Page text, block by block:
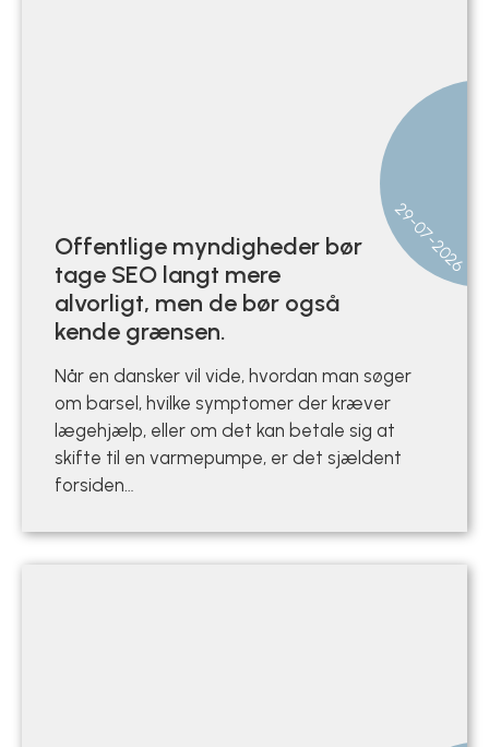
29-07-2026
Offentlige myndigheder bør
tage SEO langt mere
alvorligt, men de bør også
kende grænsen.
Når en dansker vil vide, hvordan man søger
om barsel, hvilke symptomer der kræver
lægehjælp, eller om det kan betale sig at
skifte til en varmepumpe, er det sjældent
forsiden…